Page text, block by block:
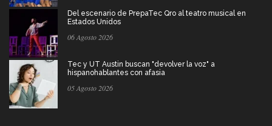
Del escenario de PrepaTec Qro al teatro musical en
Estados Unidos
06 Agosto 2026
Tec y UT Austin buscan "devolver la voz" a
hispanohablantes con afasia
05 Agosto 2026